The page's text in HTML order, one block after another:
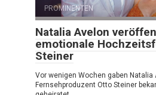
PROMINENTEN
Natalia Avelon
emotionale
Steiner
Vor wenigen Wochen gaben Natalia
Fernsehproduzent Otto Steiner